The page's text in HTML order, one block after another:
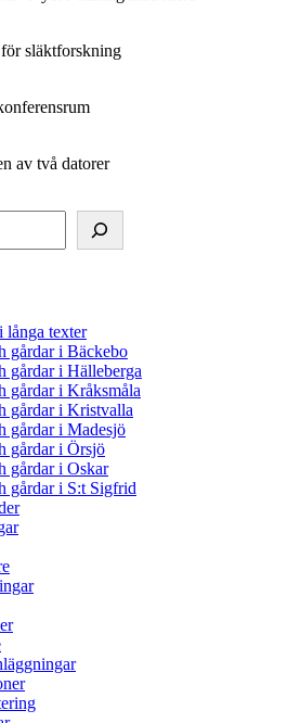
släktforskning
av två datorer
långa texter
gårdar i Bäckebo
gårdar i Hälleberga
gårdar i Kråksmåla
gårdar i Kristvalla
gårdar i Madesjö
gårdar i Örsjö
gårdar i Oskar
gårdar i S:t Sigfrid